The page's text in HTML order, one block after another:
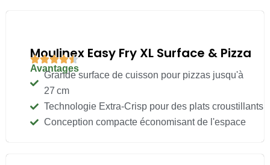
Moulinex Easy Fry XL Surface & Pizza
Avantages
Grande surface de cuisson pour pizzas jusqu'à
27 cm
Technologie Extra-Crisp pour des plats croustillants
Conception compacte économisant de l'espace